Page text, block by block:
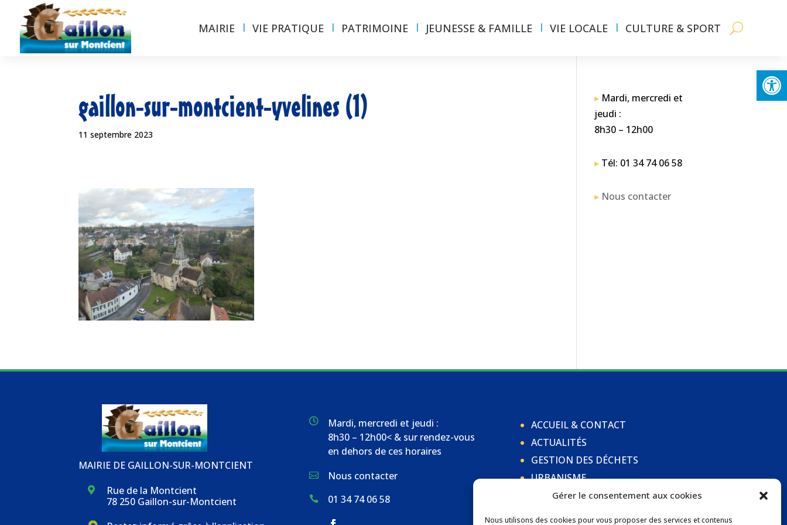
Ouvrir
Gérer le consentement aux cookies
Nous utilisons des cookies pour vous proposer des services et contenus
MAIRIE VIE PRATIQUE PATRIMOINE JEUNESSE & FAMILLE VIE LOCALE CULTURE & SPORT
gaillon-sur-montcient-yvelines (1)
11 septembre 2023
▸ Mardi, mercredi et
jeudi :
8h30 – 12h00
▸ Tél: 01 34 74 06 58
▸ Nous contacter
MAIRIE DE GAILLON-SUR-MONTCIENT

Rue de la Montcient
78 250 Gaillon-sur-Montcient

Mardi, mercredi et jeudi :
8h30 – 12h00< & sur rendez-vous
en dehors de ces horaires
 Nous contacter
 01 34 74 06 58
ACCUEIL & CONTACT
ACTUALITÉS
GESTION DES DÉCHETS
URBANISME
COMMUNICATIONS DE LA MAIRIE